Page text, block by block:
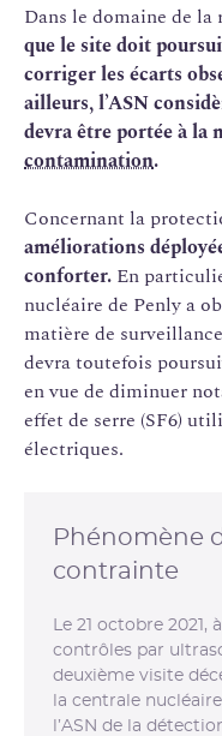
Dans le domaine de
que le site doit
corriger les écarts
ailleurs, l’ASN
devra être portée à la
contamination.
Concernant la
améliorations
conforter. En
nucléaire de Penly a
matière de
devra toutefois
en vue de diminuer
effet de serre (SF6)
électriques.
Phénomène
contrainte
Le 21 octobre 2021,
contrôles par
deuxième visite
la centrale
l’ASN de la